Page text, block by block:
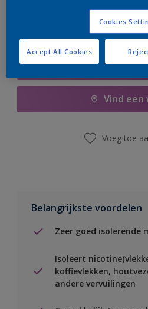
Vind een
Voeg toe
Belangrijkste voordelen
Zeer goed
Isoleert
koffievlekken,
andere vervuilingen
Cookies
Accept All Cookies